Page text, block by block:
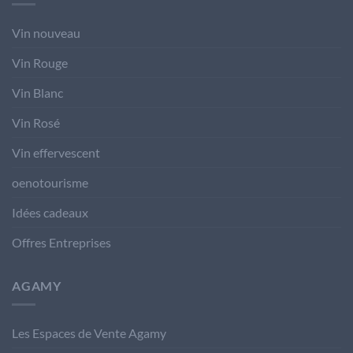
Vin nouveau
Vin Rouge
Vin Blanc
Vin Rosé
Vin effervescent
oenotourisme
Idées cadeaux
Offres Entreprises
AGAMY
Les Espaces de Vente Agamy